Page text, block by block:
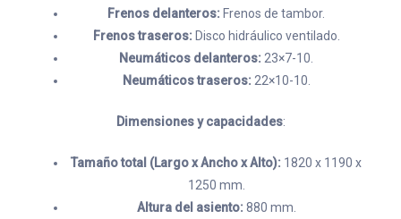
Frenos delanteros: Frenos de tambor.
Frenos traseros: Disco hidráulico ventilado.
Neumáticos delanteros: 23×7-10.
Neumáticos traseros: 22×10-10.
Dimensiones y capacidades:
Tamaño total (Largo x Ancho x Alto): 1820 x 1190 x
1250 mm.
Altura del asiento: 880 mm.